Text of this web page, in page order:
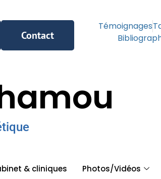
Contact
Témoignages
& cliniques Photos/Vidéos